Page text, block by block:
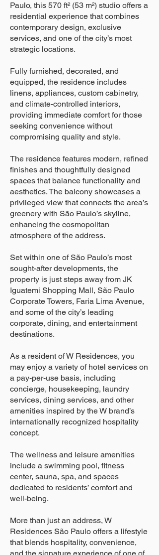
Paulo, this 570 ft² (53 m²) studio offers a
residential experience that combines
contemporary design, exclusive
services, and one of the city’s most
strategic locations.
Fully furnished, decorated, and
equipped, the residence includes
linens, appliances, custom cabinetry,
and climate-controlled interiors,
providing immediate comfort for those
seeking convenience without
compromising quality and style.
The residence features modern, refined
finishes and thoughtfully designed
spaces that balance functionality and
aesthetics. The balcony showcases a
privileged view that connects the area’s
greenery with São Paulo’s skyline,
enhancing the cosmopolitan
atmosphere of the address.
Set within one of São Paulo’s most
sought-after developments, the
property is just steps away from JK
Iguatemi Shopping Mall, São Paulo
Corporate Towers, Faria Lima Avenue,
and some of the city’s leading
corporate, dining, and entertainment
destinations.
As a resident of W Residences, you
may enjoy a variety of hotel services on
a pay-per-use basis, including
concierge, housekeeping, laundry
services, dining services, and other
amenities inspired by the W brand’s
internationally recognized hospitality
concept.
The wellness and leisure amenities
include a swimming pool, fitness
center, sauna, spa, and spaces
dedicated to residents’ comfort and
well-being.
More than just an address, W
Residences São Paulo offers a lifestyle
that blends hospitality, convenience,